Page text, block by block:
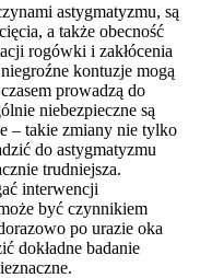
astygmatyzmu, są
a także obecność
rogówki i zakłócenia
kontuzje mogą
prowadzą do
niebezpieczne są
– takie zmiany nie tylko
do astygmatyzmu
trudniejsza.
interwencji
być czynnikiem
po urazie oka
dokładne badanie